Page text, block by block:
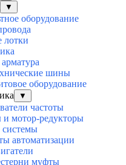
▼
оборудование
лотки
шины
оборудование
▼
частоты
и мотор-редукторы
автоматизации
муфты